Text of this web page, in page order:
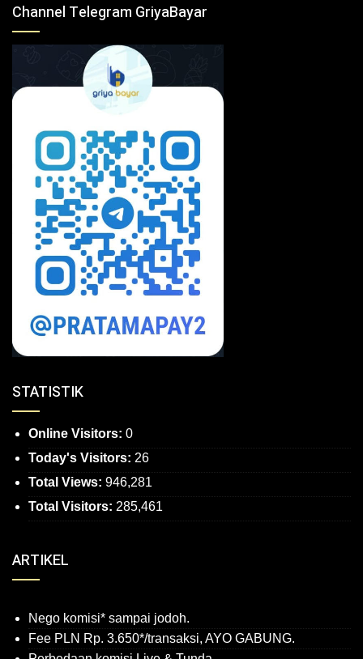
Channel Telegram GriyaBayar
STATISTIK
Online Visitors: 0
Today's Visitors: 26
Total Views: 946,281
Total Visitors: 285,461
ARTIKEL
Nego komisi* sampai jodoh.
Fee PLN Rp. 3.650*/transaksi, AYO GABUNG.